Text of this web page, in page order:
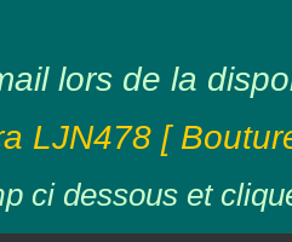
lors de la
LJN478 [
ci dessous et